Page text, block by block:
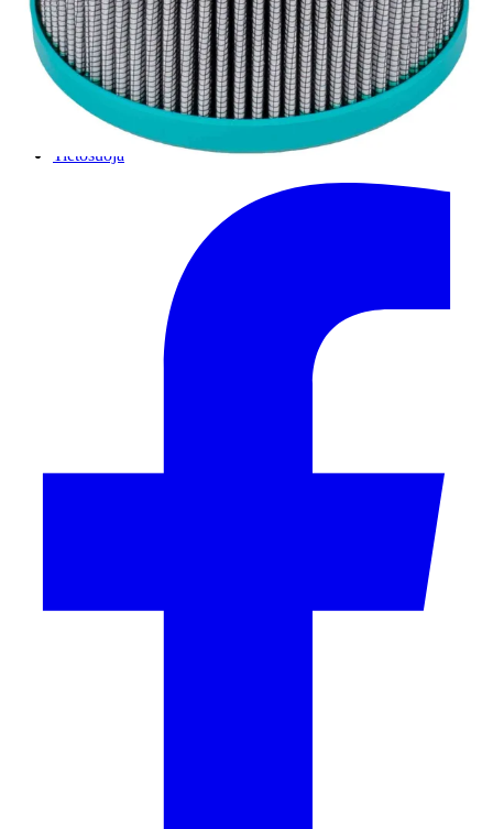
Hydromarket Kerava
© SALHYDRO OY2026
Ilvesvuorenkatu 10, 01900 Nurmijärvi
P:020 1133 500
salhydro@salhydro.fi
Myyntiehdot
Tietosuoja